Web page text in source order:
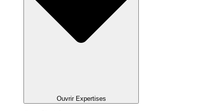
Ouvrir Expertises